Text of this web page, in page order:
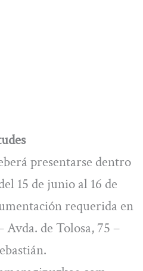
presentarse dentro
15 de junio al 16 de
requerida en
Avda. de Tolosa, 75 –